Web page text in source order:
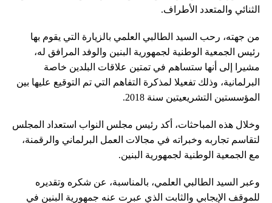
الثنائي والمتعدد الأطراف.
من جهته، رحب السيد الطالبي العلمي بالزيارة التي يقوم بها
رئيس الجمعية الوطنية لجمهورية البنين والوفد المرافق له،
مشيرا إلى أنها ستساهم في تمتين علاقات البلدين خاصة
البرلمانية، وذلك تفعيلا لمذكرة التفاهم التي تم التوقيع عليها بين
المؤسستين التشريعيتين سنة 2018.
وخلال هذه المباحثات، أكد رئيس مجلس النواب استعداد المجلس
لتقاسم تجاربه وخبراته في مجالات العمل البرلماني والرقمنة،
مع الجمعية الوطنية لجمهورية البنين.
وعبر السيد الطالبي العلمي، بالمناسبة، عن شكره وتقديره
للموقف الإيجابي والثابت الذي عبرت عنه جمهورية البنين في